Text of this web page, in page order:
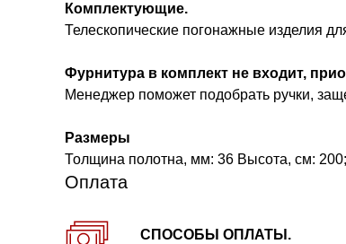
Комплектующие.
Телескопические погонажные изделия
Фурнитура в комплект не входит,
Менеджер поможет подобрать ручки,
Размеры
Толщина полотна, мм: 36 Высота, см:
Оплата
СПОСОБЫ ОПЛАТЫ.